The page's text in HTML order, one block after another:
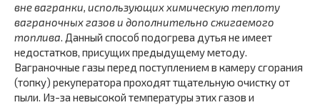
вне вагранки, использующих химическую теплоту
ваграночных газов и дополнительно сжигаемого
топлива. Данный способ подогрева дутья не имеет
недостатков, присущих предыдущему методу.
Ваграночные газы перед поступлением в камеру сгорания
(топку) рекуператора проходят тщательную очистку от
пыли. Из-за невысокой температуры этих газов и